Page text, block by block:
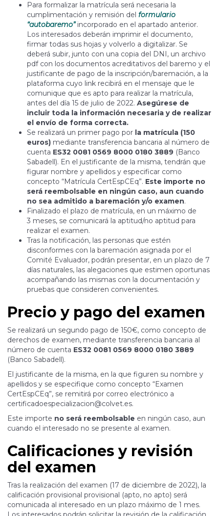
Para formalizar la matrícula será necesaria la
cumplimentación y remisión del formulario
“autobaremo” incorporado en el apartado anterior.
Los interesados deberán imprimir el documento,
firmar todas sus hojas y volverlo a digitalizar. Se
deberá subir, junto con una copia del DNI, un archivo
pdf con los documentos acreditativos del baremo y el
justificante de pago de la inscripción/baremación, a la
plataforma cuyo link recibirá en el mensaje que le
comunique que es apto para realizar la matrícula,
antes del día 15 de julio de 2022. Asegúrese de
incluir toda la información necesaria y de realizar
el envío de forma correcta.
Se realizará un primer pago por la matrícula (150
euros) mediante transferencia bancaria al número de
cuenta ES32 0081 0569 8000 0180 3889 (Banco
Sabadell). En el justificante de la misma, tendrán que
figurar nombre y apellidos y especificar como
concepto “Matrícula CertEspCEq”. Este importe no
será reembolsable en ningún caso, aun cuando
no sea admitido a baremación y/o examen.
Finalizado el plazo de matrícula, en un máximo de
3 meses, se comunicará la aptitud/no aptitud para
realizar el examen.
Tras la notificación, las personas que estén
disconformes con la baremación asignada por el
Comité Evaluador, podrán presentar, en un plazo de 7
días naturales, las alegaciones que estimen oportunas
acompañando las mismas con la documentación y
pruebas que consideren convenientes.
Precio y pago del examen
Se realizará un segundo pago de 150€, como concepto de
derechos de examen, mediante transferencia bancaria al
número de cuenta ES32 0081 0569 8000 0180 3889
(Banco Sabadell).
El justificante de la misma, en la que figuren su nombre y
apellidos y se especifique como concepto “Examen
CertEspCEq”, se remitirá por correo electrónico a
certificadoespecializacion@colvet.es.
Este importe no será reembolsable en ningún caso, aun
cuando el interesado no se presente al examen.
Calificaciones y revisión
del examen
Tras la realización del examen (17 de diciembre de 2022), la
calificación provisional provisional (apto, no apto) será
comunicada al interesado en un plazo máximo de 1 mes.